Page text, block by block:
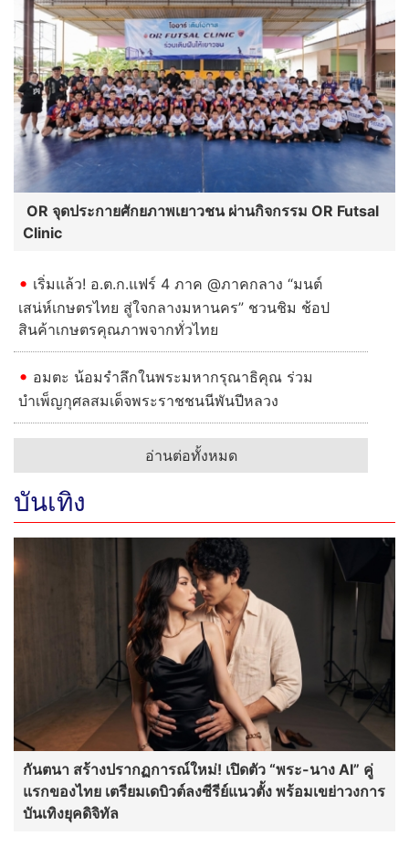
OR จุดประกายศักยภาพเยาวชน ผ่านกิจกรรม OR Futsal
Clinic
เริ่มแล้ว! อ.ต.ก.แฟร์ 4 ภาค @ภาคกลาง “มนต์
เสน่ห์เกษตรไทย สู่ใจกลางมหานคร” ชวนชิม ช้อป
สินค้าเกษตรคุณภาพจากทั่วไทย
อมตะ น้อมรำลึกในพระมหากรุณาธิคุณ ร่วม
บำเพ็ญกุศลสมเด็จพระราชชนนีพันปีหลวง
อ่านต่อทั้งหมด
บันเทิง
กันตนา สร้างปรากฏการณ์ใหม่! เปิดตัว “พระ-นาง AI” คู่
แรกของไทย เตรียมเดบิวต์ลงซีรีย์แนวตั้ง พร้อมเขย่าวงการ
บันเทิงยุคดิจิทัล